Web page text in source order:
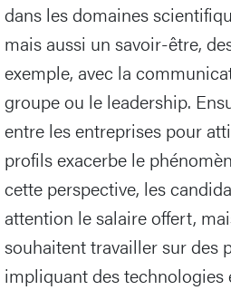
dans les domaines
mais aussi un savoir-être,
exemple, avec la
groupe ou le leadership.
entre les entreprises pour
profils exacerbe le
cette perspective, les
attention le salaire offert,
souhaitent travailler sur des
impliquant des technologies